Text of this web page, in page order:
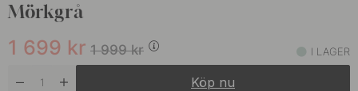
Mörkgrå
1 999kr
1 699 kr I LAGER
Köp nu